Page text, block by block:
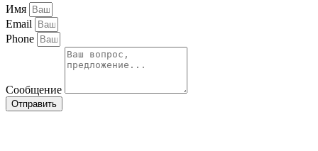
Имя
Email
Phone
Сообщение
Отправить